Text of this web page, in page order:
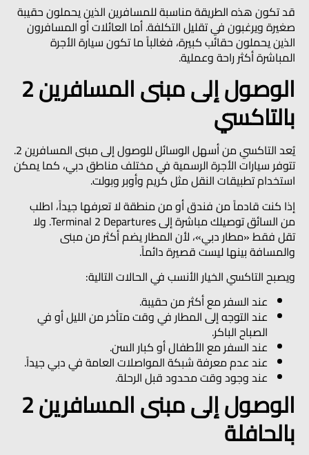
قد تكون هذه الطريقة مناسبة للمسافرين الذين يحملون حقيبة
صغيرة ويرغبون في تقليل التكلفة. أما العائلات أو المسافرون
الذين يحملون حقائب كبيرة، فغالباً ما تكون سيارة الأجرة
المباشرة أكثر راحة وعملية.
الوصول إلى مبنى المسافرين 2
بالتاكسي
يُعد التاكسي من أسهل الوسائل للوصول إلى مبنى المسافرين 2.
تتوفر سيارات الأجرة الرسمية في مختلف مناطق دبي، كما يمكن
استخدام تطبيقات النقل مثل كريم وأوبر وبولت.
إذا كنت قادماً من فندق أو من منطقة لا تعرفها جيداً، اطلب
من السائق توصيلك مباشرة إلىTerminal 2 Departures. ولا
تقل فقط «مطار دبي»، لأن المطار يضم أكثر من مبنى
والمسافة بينها ليست قصيرة دائماً.
ويصبح التاكسي الخيار الأنسب في الحالات التالية:
عند السفر مع أكثر من حقيبة.
عند التوجه إلى المطار في وقت متأخر من الليل أو في
الصباح الباكر.
عند السفر مع الأطفال أو كبار السن.
عند عدم معرفة شبكة المواصلات العامة في دبي جيداً.
عند وجود وقت محدود قبل الرحلة.
الوصول إلى مبنى المسافرين 2
بالحافلة